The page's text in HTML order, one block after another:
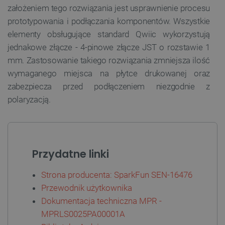
założeniem tego rozwiązania jest usprawnienie procesu
prototypowania i podłączania komponentów. Wszystkie
elementy obsługujące standard Qwiic wykorzystują
jednakowe złącze - 4-pinowe złącze JST o rozstawie 1
mm. Zastosowanie takiego rozwiązania zmniejsza ilość
wymaganego miejsca na płytce drukowanej oraz
zabezpiecza przed podłączeniem niezgodnie z
polaryzacją.
Przydatne linki
Strona producenta: SparkFun SEN-16476
Przewodnik użytkownika
Dokumentacja techniczna MPR -
MPRLS0025PA00001A
__cf_bm